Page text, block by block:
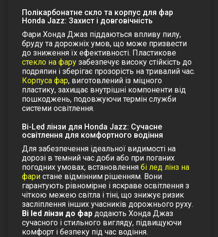
Полікарбонатне скло та корпус для фар
Honda Jazz: Захист і довговічність
Фари Хонда Джаз піддаються впливу пилу,
бруду та дорожніх умов, що може призвести
до зниження їх ефективності. Пластикове
стекло на фару забезпечує високу стійкість до
подряпин і зберігає прозорість на тривалий час.
Корпуса фар, виготовлений із міцного
пластику, захищає внутрішні компоненти від
пошкоджень, подовжуючи термін служби
системи освітлення.
Bi-Led лінзи для Honda Jazz: Сучасне
освітлення для комфортного водіння
Для забезпечення ідеальної видимості на
дорозі в темний час доби або при поганих
погодних умовах, встановлення бі лед лінз на
фари стане відмінним рішенням. Вони
гарантують рівномірне і яскраве освітлення з
чіткою межею світла і тіні, що знижує ризик
засліплення інших учасників дорожнього руху.
Bi led лінзи до фар додають Хонда Джаз
сучасного і стильного вигляду, підвищуючи
комфорт і безпеку під час водіння.